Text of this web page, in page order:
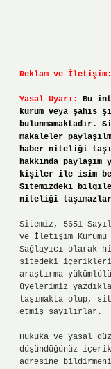
Reklam ve İletişim:
Yasal Uyarı:
Bu
kurum veya
bulunmamaktadır.
makaleler
haber niteliği
hakkında paylaşım
kişiler ile isim
Sitemizdeki
niteliği
Sitemiz, 5651
ve İletişim Kurumu
Sağlayıcı olarak
sitedeki içerikleri
araştırma
üyelerimiz
taşımakta olup,
etmiş sayılırlar.
Hukuka ve yasal
düşündüğünüz
adresine